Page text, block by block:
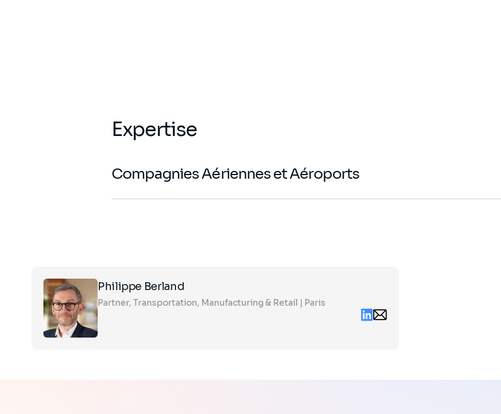
Expertise
Compagnies Aériennes et Aéroports
Philippe Berland
Partner, Transportation, Manufacturing & Retail | Paris
Linkedin
Email
contact
Click
the
card
to
see
the
full